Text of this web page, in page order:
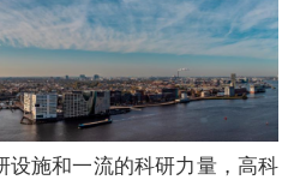
设施和一流的科研力量，高科